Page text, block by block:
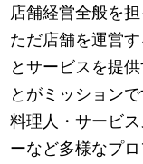
店舗経営全般を担
ただ店舗を運営
とサービスを提
とがミッションで
料理人・サービ
ーなど多様なプ